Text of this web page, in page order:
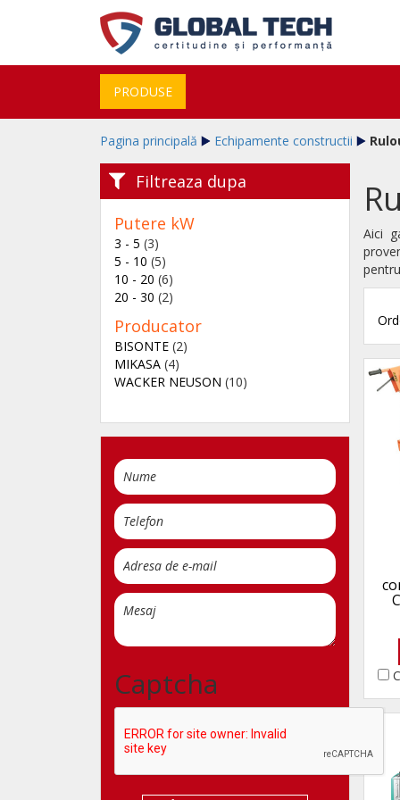
PRODUSE
Pagina principală Echipamente constructii
Aici
Filtreaza dupa
Putere kW
3 - 5 (3)
5 - 10 (5)
10 - 20 (6)
20 - 30 (2)
Producator
BISONTE (2)
MIKASA (4)
WACKER NEUSON (10)
Captcha